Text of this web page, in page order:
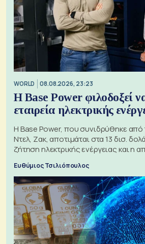
WORLD 08.08.2026, 23:23
Η Base Power φιλοδοξεί
εταιρεία ηλεκτρικής
Η Base Power, που συνιδρύθηκε από
Ντελ, Ζακ, αποτιμάται στα 13 δισ.
ζήτηση ηλεκτρικής ενέργειας και η
Ευθύμιος Τσιλιόπουλος